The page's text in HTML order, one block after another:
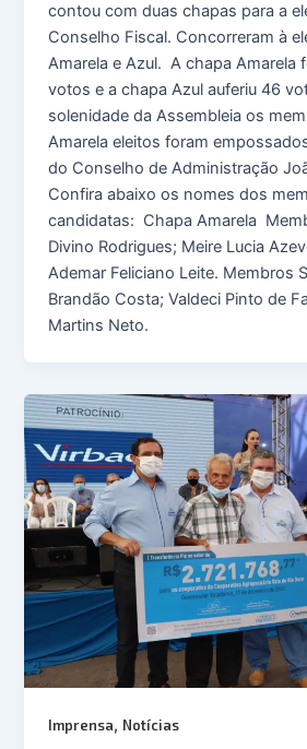
contou com duas chapas para a
Conselho Fiscal. Concorreram à
Amarela e Azul. A chapa Amarela
votos e a chapa Azul auferiu 46
solenidade da Assembleia os
Amarela eleitos foram
do Conselho de Administração
Confira abaixo os nomes dos
candidatas: Chapa Amarela
Divino Rodrigues; Meire Lucia
Ademar Feliciano Leite. Membros
Brandão Costa; Valdeci Pinto de
Martins Neto.
Imprensa, Notícias